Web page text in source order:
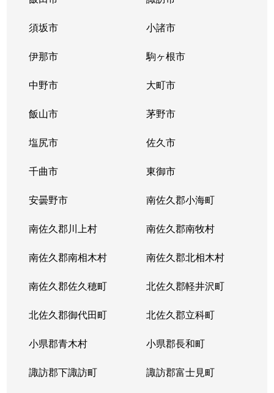
須坂市 小諸市
伊那市 駒ヶ根市
中野市 大町市
飯山市 茅野市
塩尻市 佐久市
千曲市 東御市
安曇野市 南佐久郡小海町
南佐久郡川上村 南佐久郡南牧村
南佐久郡南相木村 南佐久郡北相木村
南佐久郡佐久穂町 北佐久郡軽井沢町
北佐久郡御代田町 北佐久郡立科町
小県郡青木村 小県郡長和町
諏訪郡下諏訪町 諏訪郡富士見町